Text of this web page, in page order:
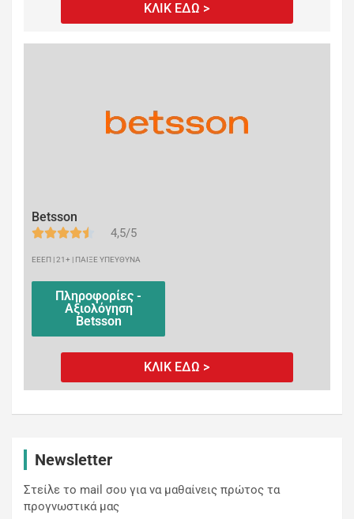
ΚΛΙΚ ΕΔΩ >
Betsson
4,5/5
ΕΕΕΠ | 21+ | ΠΑΙΞΕ ΥΠΕΥΘΥΝΑ
Πληροφορίες -
Αξιολόγηση
Betsson
ΚΛΙΚ ΕΔΩ >
Newsletter
Στείλε το mail σου για να μαθαίνεις πρώτος τα
προγνωστικά μας